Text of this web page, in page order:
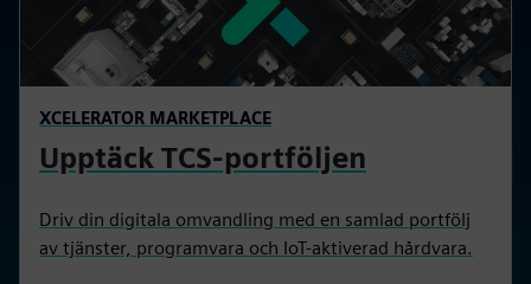
XCELERATOR MARKETPLACE
Upptäck TCS-portföljen
Driv din digitala omvandling med en samlad portfölj
av tjänster, programvara och IoT-aktiverad hårdvara.